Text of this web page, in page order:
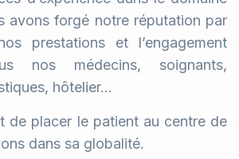
avons forgé notre réputation par
prestations et l’engagement
nos médecins, soignants,
hôtelier…
de placer le patient au centre de
dans sa globalité.